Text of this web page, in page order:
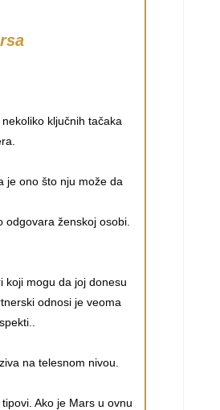
ključnih tačaka
je ono što nju može da
ženskoj osobi.
koji mogu da joj donesu
odnosi je veoma
na telesnom nivou.
Ako je Mars u ovnu